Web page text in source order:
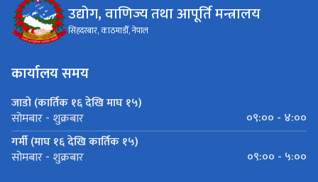
उद्योग, वाणिज्य तथा आपूर्ति मन्त्रालय
सिंहदरबार, काठमाडौँ, नेपाल
कार्यालय समय
जाडो (कार्तिक १६ देखि माघ १५)
सोमबार - शुक्रबार
०९:०० - ४:००
गर्मी (माघ १६ देखि कार्तिक १५)
सोमबार - शुक्रबार ०९:०० - ५:००